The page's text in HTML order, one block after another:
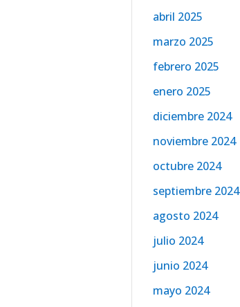
abril 2025
marzo 2025
febrero 2025
enero 2025
diciembre 2024
noviembre 2024
octubre 2024
septiembre 2024
agosto 2024
julio 2024
junio 2024
mayo 2024